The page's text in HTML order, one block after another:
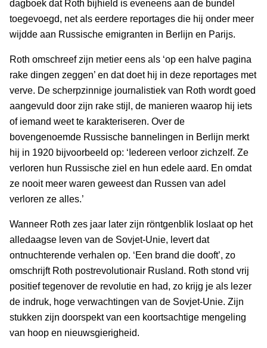
dagboek dat Roth bijhield is eveneens aan de bundel
toegevoegd, net als eerdere reportages die hij onder meer
wijdde aan Russische emigranten in Berlijn en Parijs.
Roth omschreef zijn metier eens als ‘op een halve pagina
rake dingen zeggen’ en dat doet hij in deze reportages met
verve. De scherpzinnige journalistiek van Roth wordt goed
aangevuld door zijn rake stijl, de manieren waarop hij iets
of iemand weet te karakteriseren. Over de
bovengenoemde Russische bannelingen in Berlijn merkt
hij in 1920 bijvoorbeeld op: ‘Iedereen verloor zichzelf. Ze
verloren hun Russische ziel en hun edele aard. En omdat
ze nooit meer waren geweest dan Russen van adel
verloren ze alles.’
Wanneer Roth zes jaar later zijn röntgenblik loslaat op het
alledaagse leven van de Sovjet-Unie, levert dat
ontnuchterende verhalen op. ‘Een brand die dooft’, zo
omschrijft Roth postrevolutionair Rusland. Roth stond vrij
positief tegenover de revolutie en had, zo krijg je als lezer
de indruk, hoge verwachtingen van de Sovjet-Unie. Zijn
stukken zijn doorspekt van een koortsachtige mengeling
van hoop en nieuwsgierigheid.